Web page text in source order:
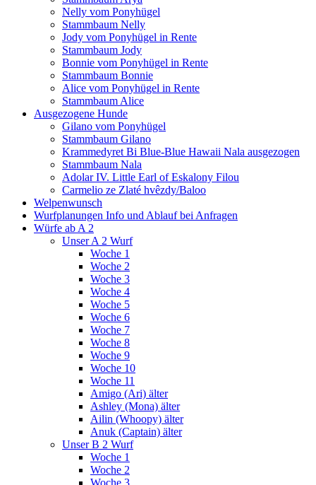
Nelly vom Ponyhügel
Stammbaum Nelly
Jody vom Ponyhügel in Rente
Stammbaum Jody
Bonnie vom Ponyhügel in Rente
Stammbaum Bonnie
Alice vom Ponyhügel in Rente
Stammbaum Alice
Ausgezogene Hunde
Gilano vom Ponyhügel
Stammbaum Gilano
Krammedyret Bi Blue-Blue Hawaii Nala ausgezogen
Stammbaum Nala
Adolar IV. Little Earl of Eskalony Filou
Carmelio ze Zlaté hvêzdy/Baloo
Welpenwunsch
Wurfplanungen Info und Ablauf bei Anfragen
Würfe ab A 2
Unser A 2 Wurf
Woche 1
Woche 2
Woche 3
Woche 4
Woche 5
Woche 6
Woche 7
Woche 8
Woche 9
Woche 10
Woche 11
Amigo (Ari) älter
Ashley (Mona) älter
Ailin (Whoopy) älter
Anuk (Captain) älter
Unser B 2 Wurf
Woche 1
Woche 2
Woche 3